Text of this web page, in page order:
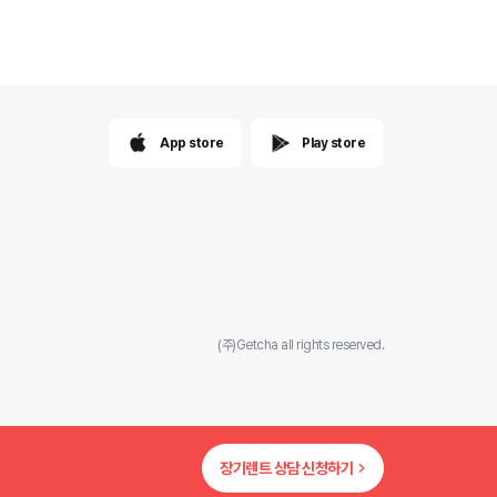
장기렌트 상담 신청하기
App store Play store
(주)Getcha all rights reserved.